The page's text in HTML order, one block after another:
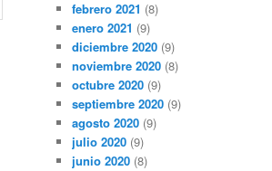
febrero 2021 (8)
enero 2021 (9)
diciembre 2020 (9)
noviembre 2020 (8)
octubre 2020 (9)
septiembre 2020 (9)
agosto 2020 (9)
julio 2020 (9)
junio 2020 (8)